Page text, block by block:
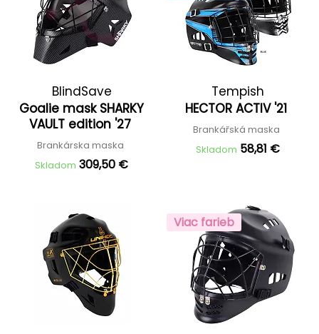
BlindSave
Goalie mask SHARKY
VAULT edition '27
Brankárska maska
Skladom 309,50 €
Tempish
HECTOR ACTIV '21
Brankářská maska
Skladom 58,81 €
Viac farieb